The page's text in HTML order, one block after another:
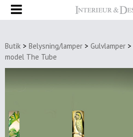
Butik > Belysning/lamper > Gulvlamper >
model The Tube
UDSALG
Nye
Borde
Spiseborde